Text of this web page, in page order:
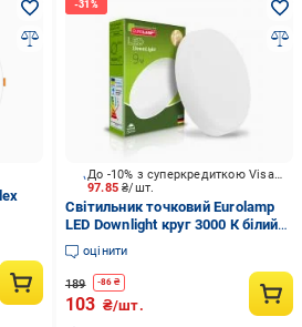
97.85₴/шт.
До -10% з суперкредиткою Visa Вигода
Світильник точковий Eurolamp
LED Downlight круг 3000 К білий
LED-DLR-9/3(Е)
оцінити
189 -86 ₴
103 ₴/шт.